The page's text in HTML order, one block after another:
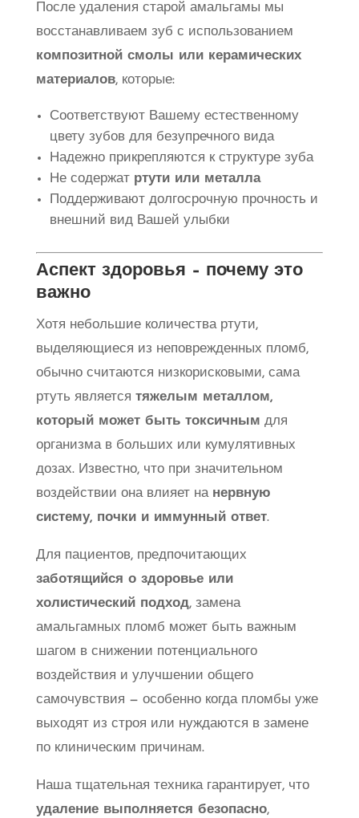
После удаления старой амальгамы мы
восстанавливаем зуб с использованием
композитной смолы или керамических
материалов, которые:
Соответствуют Вашему естественному
цвету зубов для безупречного вида
Надежно прикрепляются к структуре зуба
Не содержат ртути или металла
Поддерживают долгосрочную прочность и
внешний вид Вашей улыбки
Аспект здоровья – почему это
важно
Хотя небольшие количества ртути,
выделяющиеся из неповрежденных пломб,
обычно считаются низкорисковыми, сама
ртуть является тяжелым металлом,
который может быть токсичным для
организма в больших или кумулятивных
дозах. Известно, что при значительном
воздействии она влияет на нервную
систему, почки и иммунный ответ.
Для пациентов, предпочитающих
заботящийся о здоровье или
холистический подход, замена
амальгамных пломб может быть важным
шагом в снижении потенциального
воздействия и улучшении общего
самочувствия — особенно когда пломбы уже
выходят из строя или нуждаются в замене
по клиническим причинам.
Наша тщательная техника гарантирует, что
удаление выполняется безопасно,